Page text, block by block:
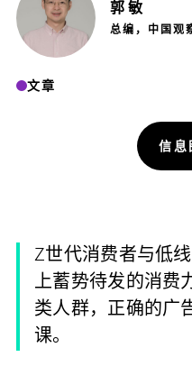
郭 敏
总编，中国观
文章
信息
Z世代消费者与低
上蓄势待发的消费
类人群，正确的广
课。